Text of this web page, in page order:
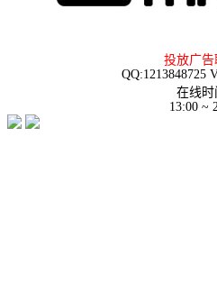
投放广告
QQ:1213848725
在线时
13:00 ~